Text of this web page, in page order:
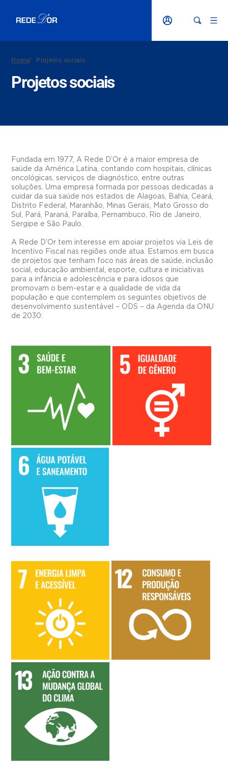
Home/ Projetos sociais
Projetos sociais
Fundada em 1977, A Rede D’Or é a maior empresa de
saúde da América Latina, contando com hospitais, clínicas
oncológicas, serviços de diagnóstico, entre outras
soluções. Uma empresa formada por pessoas dedicadas a
cuidar da sua saúde nos estados de Alagoas, Bahia, Ceará,
Distrito Federal, Maranhão, Minas Gerais, Mato Grosso do
Sul, Pará, Paraná, Paraíba, Pernambuco, Rio de Janeiro,
Sergipe e São Paulo.
A Rede D’Or tem interesse em apoiar projetos via Leis de
Incentivo Fiscal nas regiões onde atua. Estamos em busca
de projetos que tenham foco nas áreas de saúde, inclusão
social, educação ambiental, esporte, cultura e iniciativas
para a infância e adolescência e para idosos que
promovam o bem-estar e a qualidade de vida da
população e que contemplem os seguintes objetivos de
desenvolvimento sustentável – ODS – da Agenda da ONU
de 2030: